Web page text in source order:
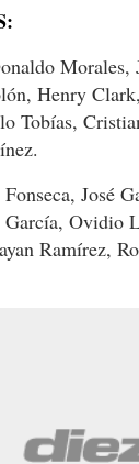
Morales,
Henry
Tobías,
José
Ovidio
Ramírez,